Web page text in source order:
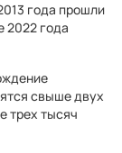
года прошли
2022 года
свыше двух
трех тысяч